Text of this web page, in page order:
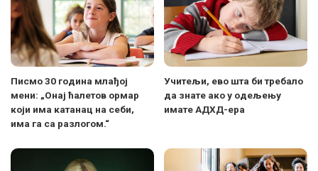
Писмо 30 година млађој
мени: „Онај ћалетов ормар
који има катанац на себи,
има га са разлогом.“
Учитељи, ево шта би требало
да знате ако у одељењу
имате АДХД-ера